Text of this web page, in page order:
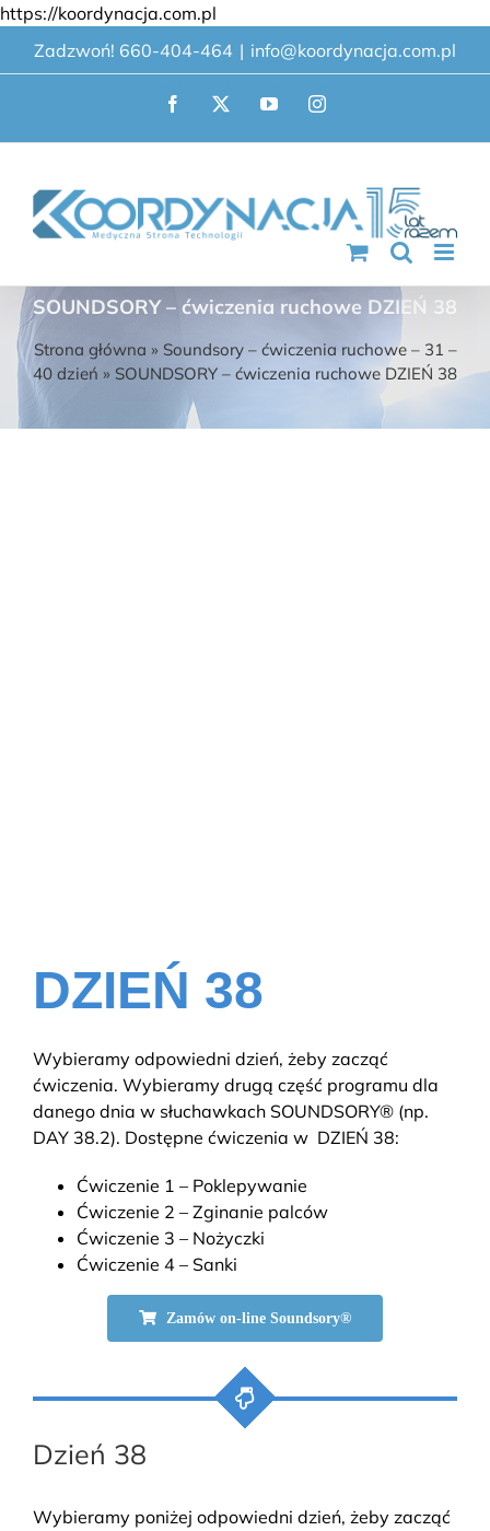
https://koordynacja.com.pl
do
zawartości
Zadzwoń! 660-404-464 | info@koordynacja.com.pl
Facebook
X YouTubeInstagram
SOUNDSORY – ćwiczenia ruchowe DZIEŃ 38
Strona główna » Soundsory – ćwiczenia ruchowe – 31 –
40 dzień » SOUNDSORY – ćwiczenia ruchowe DZIEŃ 38
DZIEŃ 38
Wybieramy odpowiedni dzień, żeby zacząć
ćwiczenia. Wybieramy drugą część programu dla
danego dnia w słuchawkach SOUNDSORY® (np.
DAY 38.2). Dostępne ćwiczenia w DZIEŃ 38:
Ćwiczenie 1 – Poklepywanie
Ćwiczenie 2 – Zginanie palców
Ćwiczenie 3 – Nożyczki
Ćwiczenie 4 – Sanki
Zamów on-line Soundsory®
Dzień 38
Wybieramy poniżej odpowiedni dzień, żeby zacząć